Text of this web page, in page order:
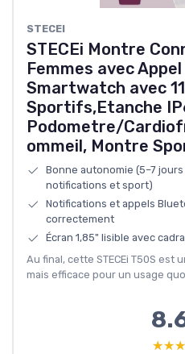
STECEI
STECEi Montre
Femmes avec
Smartwatch avec
Sportifs,Etanche
Podometre/
ommeil, Montre
Bonne autonomie (5–7
notifications et sport)
Notifications et appels
correctement
Écran 1,85" lisible avec
Au final, cette STECEi T50S
mais efficace pour un usage